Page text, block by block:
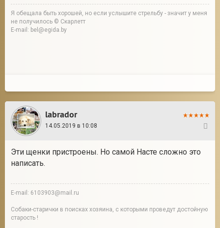
Я обещала быть хорошей, но если услышите стрельбу - значит у меня
не получилось © Скарлетт
E-mail: bel@egida.by
labrador
14.05.2019 в 10:08
Эти щенки пристроены. Но самой Насте сложно это
написать.
E-mail: 6103903@mail.ru
Собаки-старички в поисках хозяина, с которыми проведут достойную
старость !